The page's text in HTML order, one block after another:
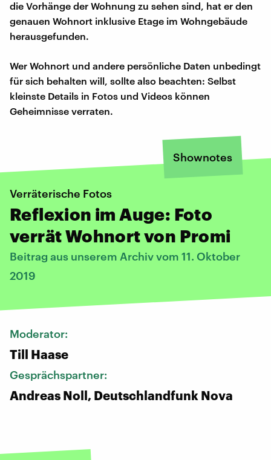
die Vorhänge der Wohnung zu sehen sind, hat er den
genauen Wohnort inklusive Etage im Wohngebäude
herausgefunden.
Wer Wohnort und andere persönliche Daten unbedingt
für sich behalten will, sollte also beachten: Selbst
kleinste Details in Fotos und Videos können
Geheimnisse verraten.
Shownotes
Verräterische Fotos
Reflexion im Auge: Foto
verrät Wohnort von Promi
Beitrag aus unserem Archiv vom 11. Oktober
2019
Moderator:
Till Haase
Gesprächspartner:
Andreas Noll, Deutschlandfunk Nova